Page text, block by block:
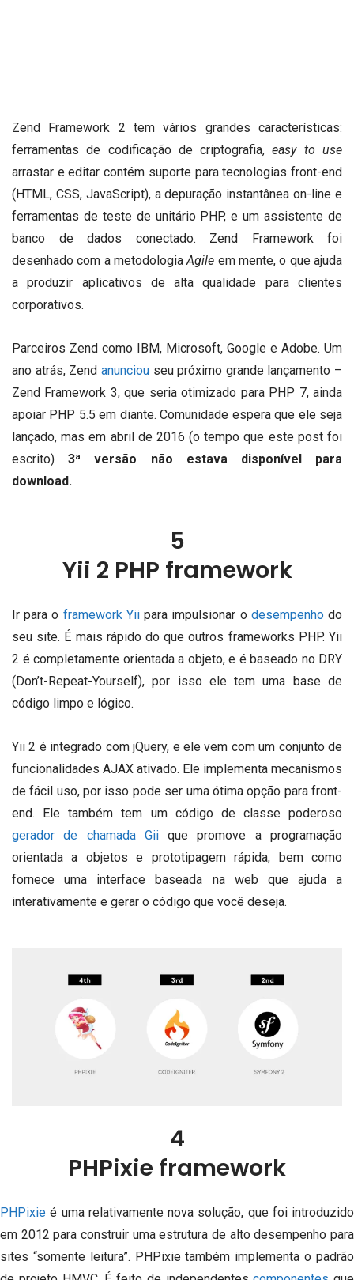
Zend Framework 2 tem vários grandes características:
ferramentas de codificação de criptografia,easy to use
arrastar e editar contém suporte para tecnologias front-end
(HTML, CSS, JavaScript), a depuração instantânea on-line e
ferramentas de teste de unitário PHP, e um assistente de
banco de dados conectado.
Zend Framework foi
desenhado com a metodologiaAgile em mente, o que ajuda
a produzir aplicativos de alta qualidade para clientes
corporativos.
Parceiros Zend como IBM, Microsoft, Google e Adobe. Um
ano atrás, Zend anunciouseu próximo grande lançamento –
Zend Framework 3, que seria otimizado para PHP 7, ainda
apoiar PHP 5.5 em diante. Comunidade espera que ele seja
lançado, mas em abril de 2016 (o tempo que este post foi
escrito) 3ª versão não estava disponível para
download.
5
Yii 2 PHP framework
Ir para o framework Yiipara impulsionar o desempenhodo
seu site. É mais rápido do que outros frameworks PHP. Yii
2 é completamente orientada a objeto, e é baseado no DRY
(Don’t-Repeat-Yourself), por isso ele tem uma base de
código limpo e lógico.
Yii 2 é integrado com jQuery, e ele vem com um conjunto de
funcionalidades AJAX ativado. Ele implementa mecanismos
de fácil uso, por isso pode ser uma ótima opção para front-
end.
Ele também tem um código de classe poderoso
gerador de chamada Giique promove a programação
orientada a objetos e prototipagem rápida, bem como
fornece uma interface baseada na web que ajuda a
interativamente e gerar o código que você deseja.
4
PHPixie framework
PHPixie é uma relativamente nova solução, que foi introduzido
em 2012 para construir uma estrutura de alto desempenho para
sites “somente leitura”. PHPixie também implementa o padrão